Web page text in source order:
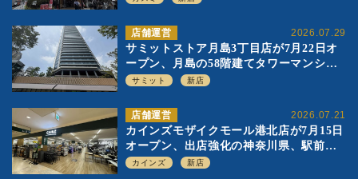
2026.07.29
店舗運営
サミットストア月島3丁目店が7月22日オ
ープン、月島の58階建てタワーマンショ
ン1階に生鮮強化の小商圏型店を出店
サミット 新店
2026.07.21
店舗運営
カインズモザイクモール港北店が7月15日
オープン、出店強化の神奈川県、駅前
SC2階の都市型小型店
カインズ 新店